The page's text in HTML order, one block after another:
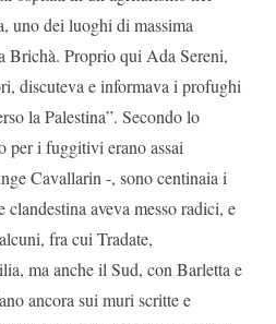
uno dei luoghi di massima
Brichà. Proprio qui Ada Sereni,
discuteva e informava i profughi
la Palestina”. Secondo lo
per i fuggitivi erano assai
Cavallarin -, sono centinaia i
aveva messo radici, e
fra cui Tradate,
ma anche il Sud, con Barletta e
ancora sui muri scritte e